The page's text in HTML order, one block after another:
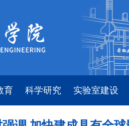
育 科学研究 实验室建设